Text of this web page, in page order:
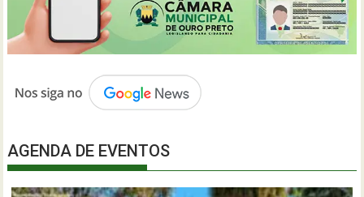
AGENDA DE EVENTOS